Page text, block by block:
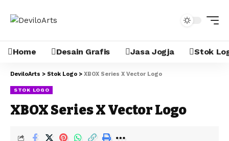
Home Desain Grafis Jasa Jogja Stok
DeviloArts > Stok Logo > XBOX Series X Vector Logo
STOK LOGO
XBOX Series X Vector Logo